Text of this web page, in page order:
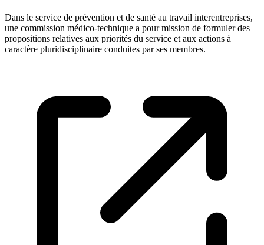
Dans le service de prévention et de santé au travail interentreprises,
une commission médico-technique a pour mission de formuler des
propositions relatives aux priorités du service et aux actions à
caractère pluridisciplinaire conduites par ses membres.